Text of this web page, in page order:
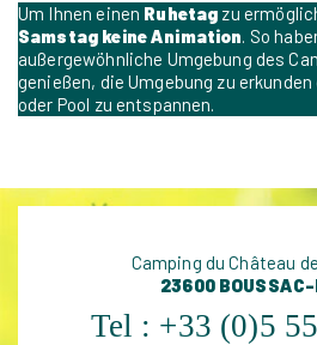
Um Ihnen einen Ruhetag zu
Samstag keine Animation. So
außergewöhnliche Umgebung des
genießen, die Umgebung zu
oder Pool zu entspannen.
Camping du Château
23600 BOUSSAC-
Tel : +33 (0)5